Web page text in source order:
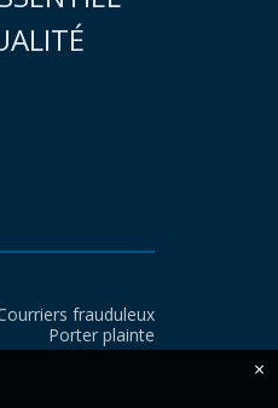
frauduleux
Porter plainte
×